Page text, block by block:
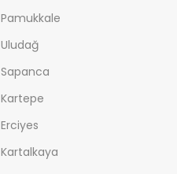
Pamukkale
Uludağ
Sapanca
Kartepe
Erciyes
Kartalkaya